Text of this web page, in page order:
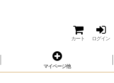
カート ログイン
マイページ他